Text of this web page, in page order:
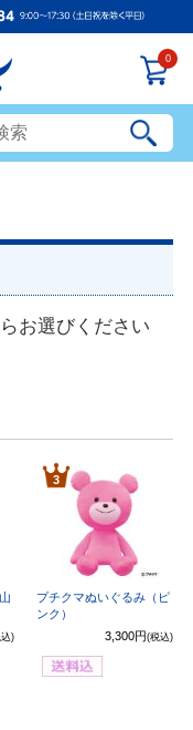
0
お選びください
)
3
プチクマぬいぐるみ（ピ
ンク）
3,300円(税込)